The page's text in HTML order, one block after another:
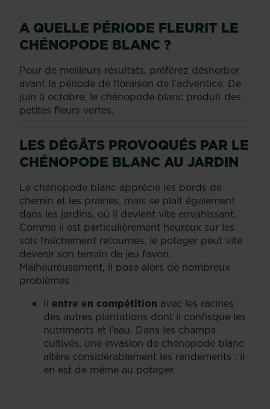
A QUELLE PÉRIODE FLEURIT LE
CHÉNOPODE BLANC ?
Pour de meilleurs résultats, préférez désherber
avant la période de floraison de l’adventice. De
juin à octobre, le chénopode blanc produit des
petites fleurs vertes.
LES DÉGÂTS PROVOQUÉS PAR LE
CHÉNOPODE BLANC AU JARDIN
Le chénopode blanc apprécie les bords de
chemin et les prairies, mais se plaît également
dans les jardins, où il devient vite envahissant.
Comme il est particulièrement heureux sur les
sols fraîchement retournés, le potager peut vite
devenir son terrain de jeu favori.
Malheureusement, il pose alors de nombreux
problèmes :
Il entre en compétition avec les racines
des autres plantations dont il confisque les
nutriments et l’eau. Dans les champs
cultivés, une invasion de chénopode blanc
altère considérablement les rendements ; il
en est de même au potager.